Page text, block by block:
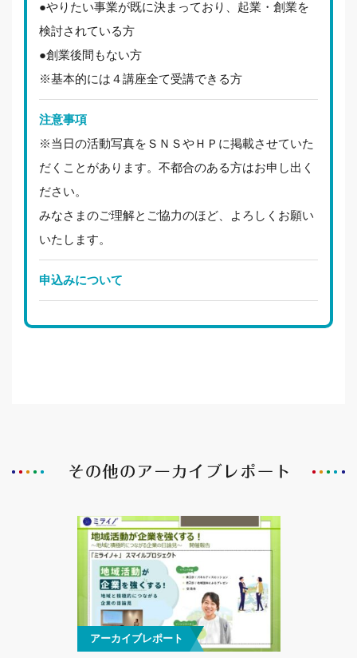
●やりたい事業が既に決まっており、起業・創業を
検討されている方
●創業後間もない方
※基本的には４講座全て受講できる方
注意事項
※当日の活動写真をＳＮＳやＨＰに掲載させていた
だくことがあります。不都合のある方はお申し出く
ださい。
みなさまのご理解とご協力のほど、よろしくお願い
いたします。
申込みについて
アーカイブレポート